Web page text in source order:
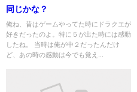
同じかな？
俺ね、昔はゲームやってた時にドラクエが
好きだったのよ。特に５が出た時には感動
したね。 当時は俺が中２だったんだけ
ど、あの時の感動は今でも覚え...